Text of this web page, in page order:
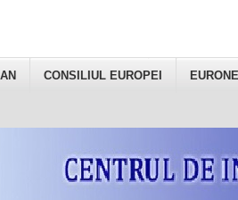
CONSILIUL EUROPEI